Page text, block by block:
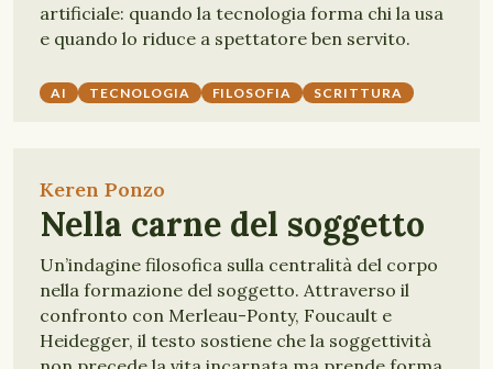
artificiale: quando la tecnologia forma chi la usa
e quando lo riduce a spettatore ben servito.
AI TECNOLOGIA FILOSOFIA SCRITTURA
Keren Ponzo
Nella carne del soggetto
Un’indagine filosofica sulla centralità del corpo
nella formazione del soggetto. Attraverso il
confronto con Merleau-Ponty, Foucault e
Heidegger, il testo sostiene che la soggettività